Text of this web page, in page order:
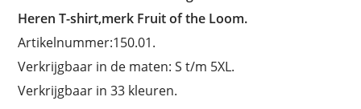
Heren T-shirt,merk Fruit of the Loom.
Artikelnummer:150.01.
Verkrijgbaar in de maten: S t/m 5XL.
Verkrijgbaar in 33 kleuren.